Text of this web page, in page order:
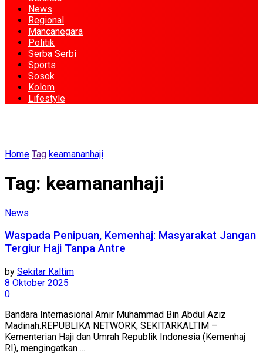
News
Regional
Mancanegara
Politik
Serba Serbi
Sports
Sosok
Kolom
Lifestyle
Home Tag keamananhaji
Tag: keamananhaji
News
Waspada Penipuan, Kemenhaj: Masyarakat Jangan
Tergiur Haji Tanpa Antre
by Sekitar Kaltim
8 Oktober 2025
0
Bandara Internasional Amir Muhammad Bin Abdul Aziz
Madinah.REPUBLIKA NETWORK, SEKITARKALTIM –
Kementerian Haji dan Umrah Republik Indonesia (Kemenhaj
RI), mengingatkan ...